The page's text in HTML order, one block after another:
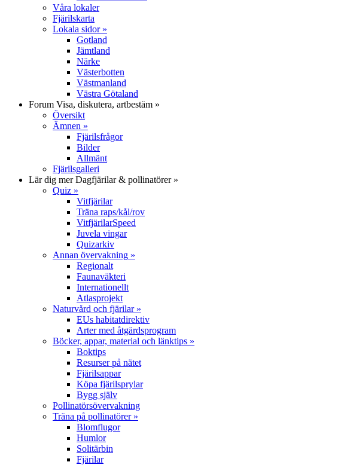
Våra lokaler
Fjärilskarta
Lokala sidor»
Gotland
Jämtland
Närke
Västerbotten
Västmanland
Västra Götaland
Forum Visa, diskutera, artbestäm »
Översikt
Ämnen »
Fjärilsfrågor
Bilder
Allmänt
Fjärilsgalleri
Lär dig merDagfjärilar & pollinatörer»
Quiz »
Vitfjärilar
Träna raps/kål/rov
VitfjärilarSpeed
Juvela vingar
Quizarkiv
Annan övervakning »
Regionalt
Faunaväkteri
Internationellt
Atlasprojekt
Naturvård och fjärilar»
EUs habitatdirektiv
Arter med åtgärdsprogram
Böcker, appar, material och länktips »
Boktips
Resurser på nätet
Fjärilsappar
Köpa fjärilsprylar
Bygg själv
Pollinatörsövervakning
Träna på pollinatörer»
Blomflugor
Humlor
Solitärbin
Fjärilar